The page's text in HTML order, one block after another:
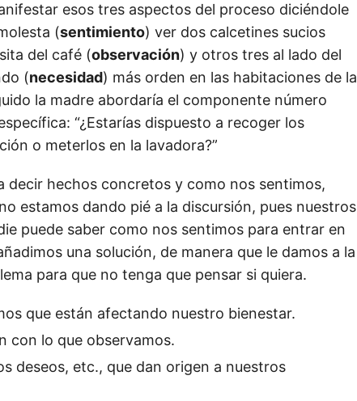
esos tres aspectos del proceso diciéndole
(sentimiento) ver dos calcetines sucios
del café (observación) y otros tres al lado del
(necesidad) más orden en las habitaciones de la
la madre abordaría el componente número
“¿Estarías dispuesto a recoger los
o meterlos en la lavadora?”
decir hechos concretos y como nos sentimos,
estamos dando pié a la discursión, pues nuestros
puede saber como nos sentimos para entrar en
una solución, de manera que le damos a la
para que no tenga que pensar si quiera.
que están afectando nuestro bienestar.
con lo que observamos.
deseos, etc., que dan origen a nuestros